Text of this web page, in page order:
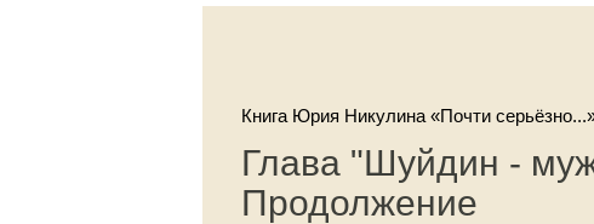
Книга Юрия Никулина «Почти
Глава "Шуйдин -
Продолжение